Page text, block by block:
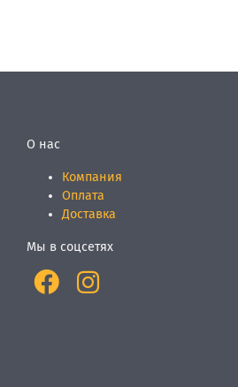
О нас
Компания
Оплата
Доставка
Мы в соцсетях